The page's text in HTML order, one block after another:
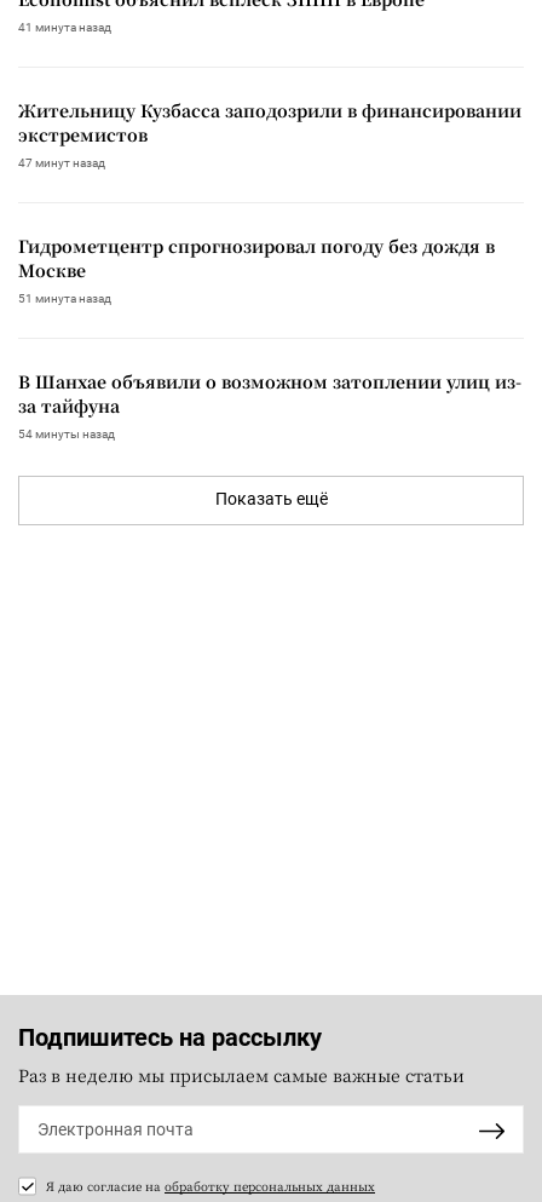
41 минута назад
Жительницу Кузбасса заподозрили в финансировании
экстремистов
47 минут назад
Гидрометцентр спрогнозировал погоду без дождя в
Москве
51 минута назад
В Шанхае объявили о возможном затоплении улиц из-
за тайфуна
54 минуты назад
Показать ещё
Подпишитесь на рассылку
Раз в неделю мы присылаем самые важные статьи
Я даю согласие на обработку персональных данных